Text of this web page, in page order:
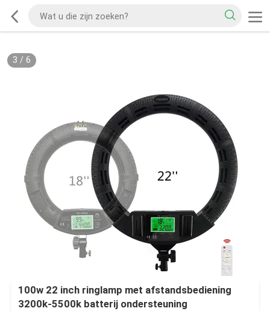
3 / 6
100w 22 inch ringlamp met afstandsbediening
3200k-5500k batterij ondersteuning